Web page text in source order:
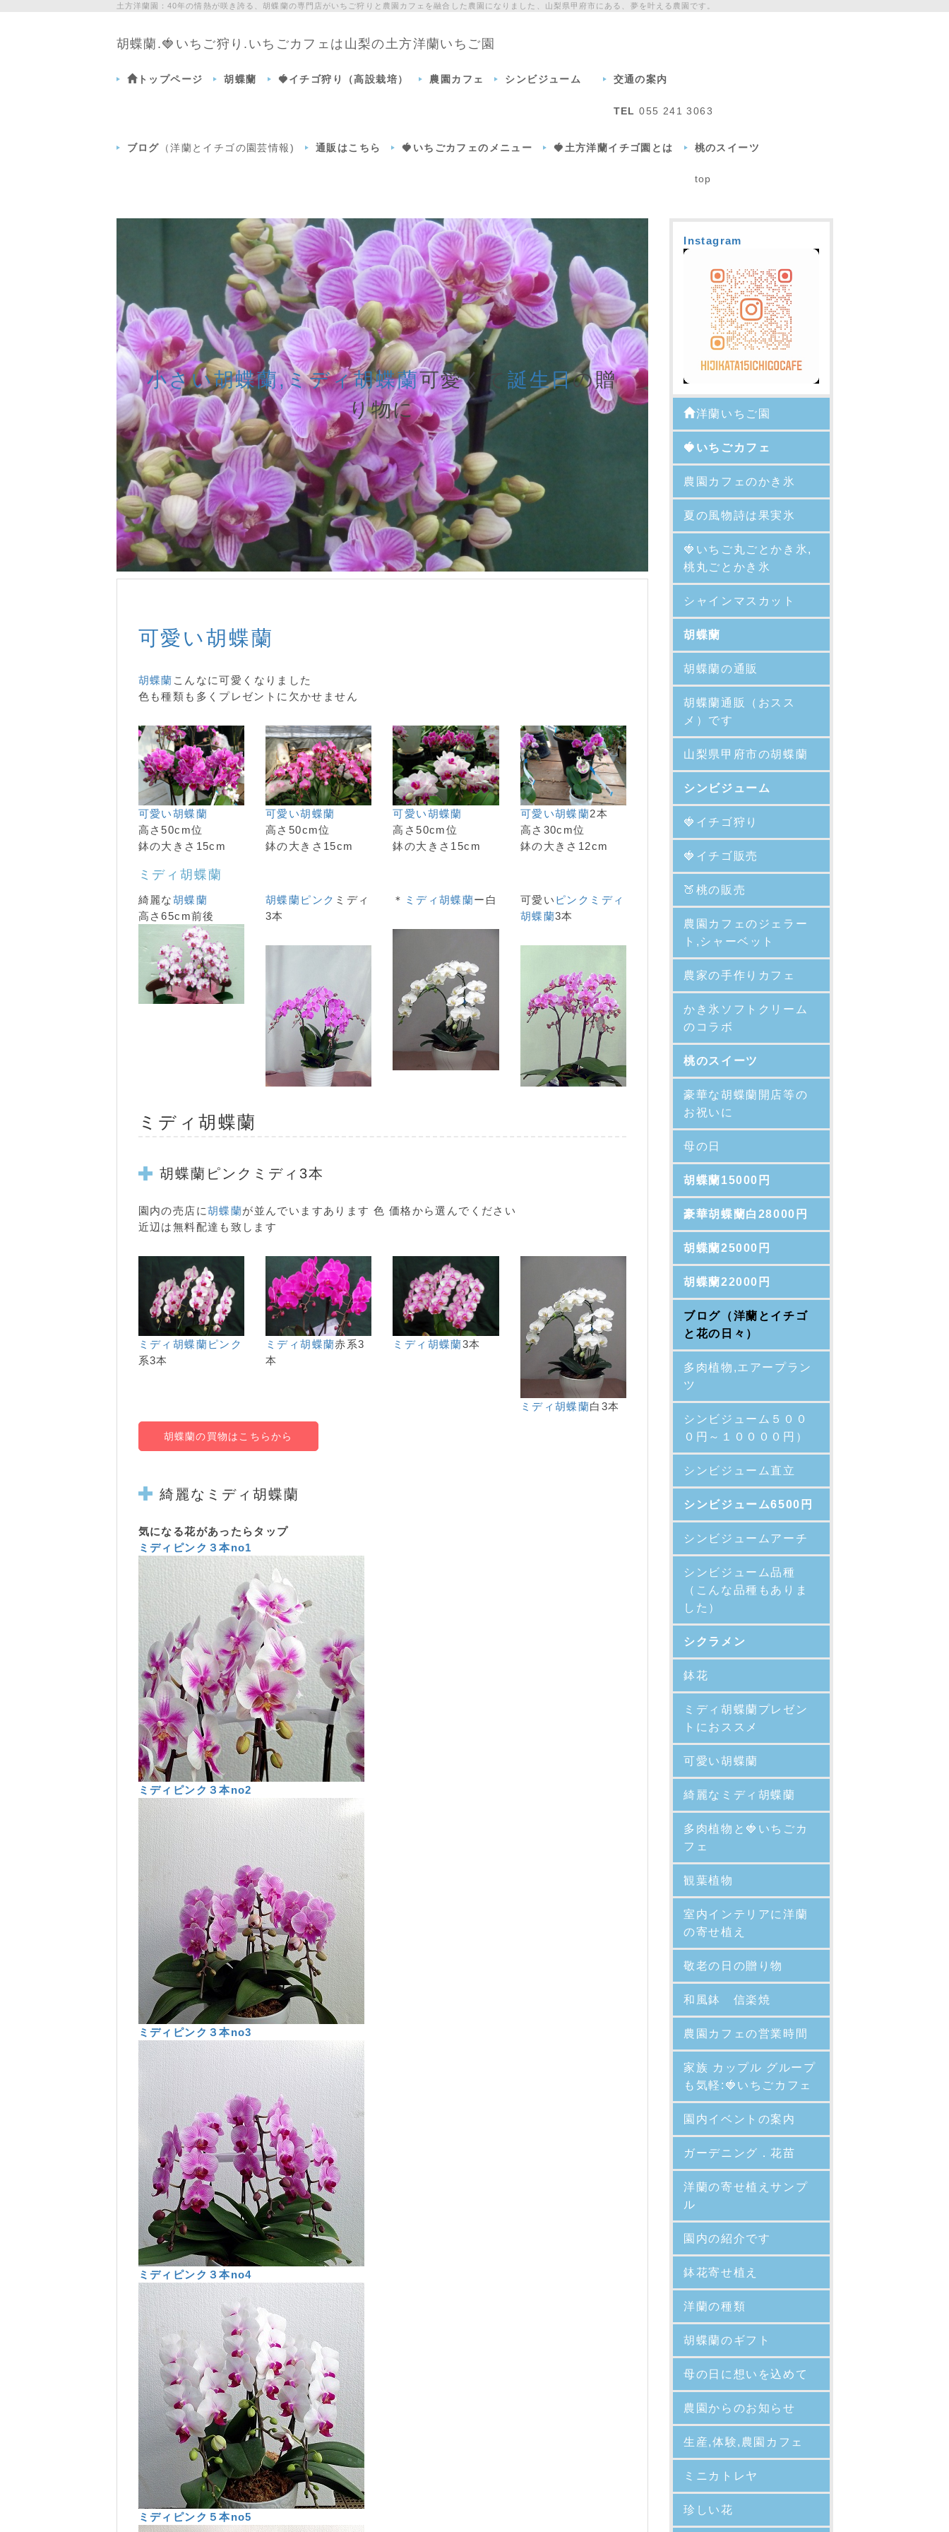
土方洋蘭園：40年の情熱が咲き誇る、胡蝶蘭の専門店がいちご狩りと農園カフェを融合した農園になりました、山梨県甲府市にある、夢を叶える農園です。
胡蝶蘭.🍓いちご狩り.いちごカフェは山梨の土方洋蘭いちご園
トップページ 胡蝶蘭 🍓イチゴ狩り（高設栽培） 農園カフェ シンビジューム 交通の案内
TEL 055 241 3063
ブログ （洋蘭とイチゴの園芸情報) 通販はこちら 🍓いちごカフェのメニュー 🍓土方洋蘭イチゴ園とは 桃のスイーツ
top
小さい胡蝶蘭,ミディ胡蝶蘭可愛くて 誕生日の贈
り物に
可愛い胡蝶蘭
胡蝶蘭 こんなに可愛くなりました
色も種類も多くプレゼントに欠かせません
可愛い胡蝶蘭
高さ50cm位
鉢の大きさ15cm
可愛い胡蝶蘭
高さ50cm位
鉢の大きさ15cm
可愛い胡蝶蘭
高さ50cm位
鉢の大きさ15cm
可愛い胡蝶蘭2本
高さ30cm位
鉢の大きさ12cm
ミディ胡蝶蘭
綺麗な胡蝶蘭
高さ65cm前後
胡蝶蘭ピンク ミディ
3本
＊ ミディ胡蝶蘭ー白 可愛い ピンク ミディ
胡蝶蘭3本
ミディ胡蝶蘭
胡蝶蘭 ピンク ミディ3本
園内の売店に胡蝶蘭が並んでいますあります 色 価格から選んでください
近辺は無料配達も致します
ミディ胡蝶蘭ピンク
系3本
ミディ胡蝶蘭赤系3
本
ミディ胡蝶蘭3本
ミディ胡蝶蘭白3本
胡蝶蘭の買物はこちらから
綺麗な ミディ胡蝶蘭
気になる花があったらタップ
ミディピンク３本no1
ミディピンク３本no2
ミディピンク３本no3
ミディピンク３本no4
ミディピンク５本no5
Instagram
洋蘭いちご園
🍓いちごカフェ
農園カフェのかき氷
夏の風物詩は果実氷
🍓 いちご丸ごとかき氷,
桃丸ごとかき氷
シャインマスカット
胡蝶蘭
胡蝶蘭の通販
胡蝶蘭通販（おスス
メ）です
山梨県甲府市の胡蝶蘭
シンビジューム
🍓イチゴ狩り
🍓イチゴ販売
🍑 桃の販売
農園カフェのジェラー
ト,シャーベット
農家の手作りカフェ
かき氷ソフトクリーム
のコラボ
桃のスイーツ
豪華な胡蝶蘭開店等の
お祝いに
母の日
胡蝶蘭15000円
豪華胡蝶蘭白28000円
胡蝶蘭25000円
胡蝶蘭22000円
ブログ（洋蘭とイチゴ
と花の日々）
多肉植物,エアープラン
ツ
シンビジューム５００
０円～１００００円）
シンビジューム直立
シンビジューム6500円
シンビジュームアーチ
シンビジューム品種
（こんな品種もありま
した）
シクラメン
鉢花
ミディ胡蝶蘭プレゼン
トにおススメ
可愛い胡蝶蘭
綺麗なミディ胡蝶蘭
多肉植物と🍓いちごカ
フェ
観葉植物
室内インテリアに洋蘭
の寄せ植え
敬老の日の贈り物
和風鉢 信楽焼
農園カフェの営業時間
家族 カップル グループ
も気軽:🍓いちごカフェ
園内イベントの案内
ガーデニング．花苗
洋蘭の寄せ植えサンプ
ル
園内の紹介です
鉢花寄せ植え
洋蘭の種類
胡蝶蘭のギフト
母の日に想いを込めて
農園からのお知らせ
生産,体験,農園カフェ
ミニカトレヤ
珍しい花